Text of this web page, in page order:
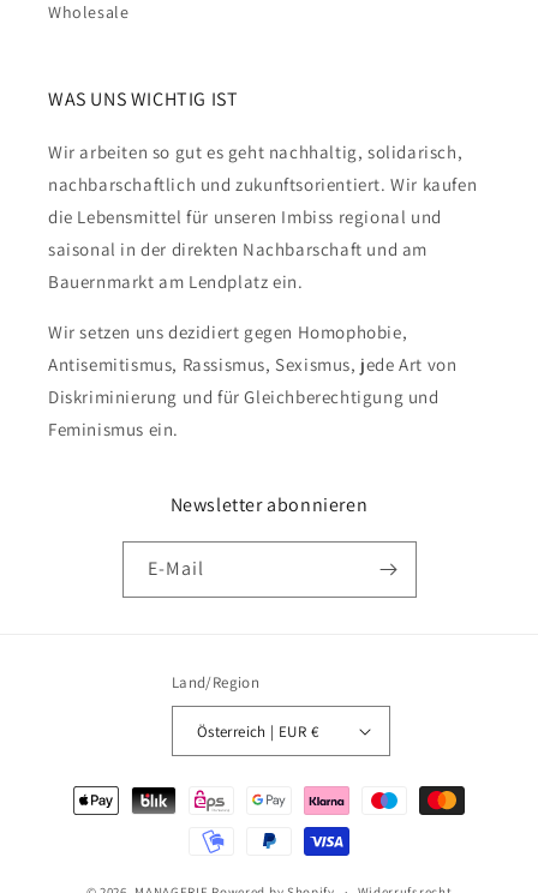
Wholesale
WAS UNS WICHTIG IST
Wir arbeiten so gut es geht nachhaltig, solidarisch,
nachbarschaftlich und zukunftsorientiert. Wir kaufen
die Lebensmittel für unseren Imbiss regional und
saisonal in der direkten Nachbarschaft und am
Bauernmarkt am Lendplatz ein.
Wir setzen uns dezidiert gegen Homophobie,
Antisemitismus, Rassismus, Sexismus, jede Art von
Diskriminierung und für Gleichberechtigung und
Feminismus ein.
Newsletter abonnieren
E-Mail
Land/Region
Österreich | EUR €
Zahlungsmethoden